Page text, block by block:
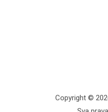
Copyright ©